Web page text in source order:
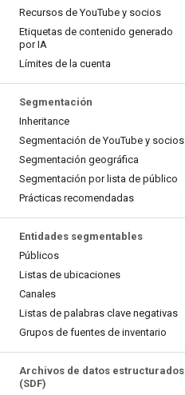
Recursos de YouTube y socios
Etiquetas de contenido generado
por IA
Límites de la cuenta
Segmentación
Inheritance
Segmentación de YouTube y socios
Segmentación geográfica
Segmentación por lista de público
Prácticas recomendadas
Entidades segmentables
Públicos
Listas de ubicaciones
Canales
Listas de palabras clave negativas
Grupos de fuentes de inventario
Archivos de datos estructurados
(SDF)